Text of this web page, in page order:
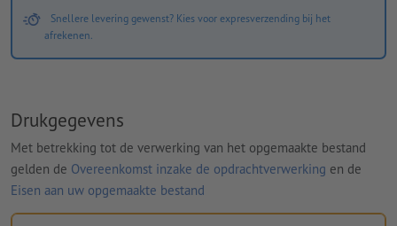
Snellere levering gewenst? Kies voor expresverzending bij het
afrekenen.
Drukgegevens
Met betrekking tot de verwerking van het opgemaakte bestand
gelden de Overeenkomst inzake de opdrachtverwerking en de
Eisen aan uw opgemaakte bestand